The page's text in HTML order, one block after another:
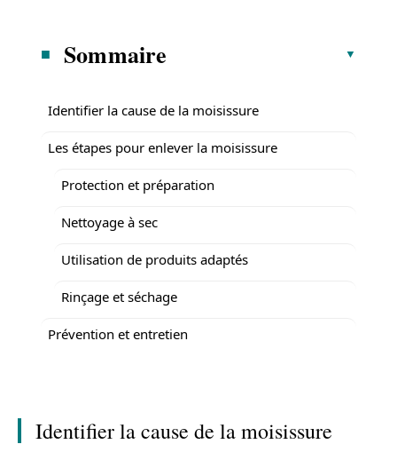
Sommaire
Identifier la cause de la moisissure
Les étapes pour enlever la moisissure
Protection et préparation
Nettoyage à sec
Utilisation de produits adaptés
Rinçage et séchage
Prévention et entretien
Identifier la cause de la moisissure